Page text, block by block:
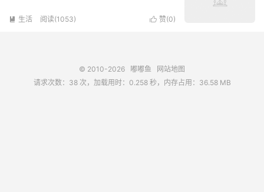
 赞(0)
 生活 阅读(1053)
© 2010-2026 嘟嘟鱼
网站地图
请求次数：38 次，加载用时：0.258 秒，内存占用：36.58 MB